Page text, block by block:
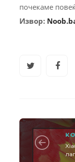
почекаме
Извор: